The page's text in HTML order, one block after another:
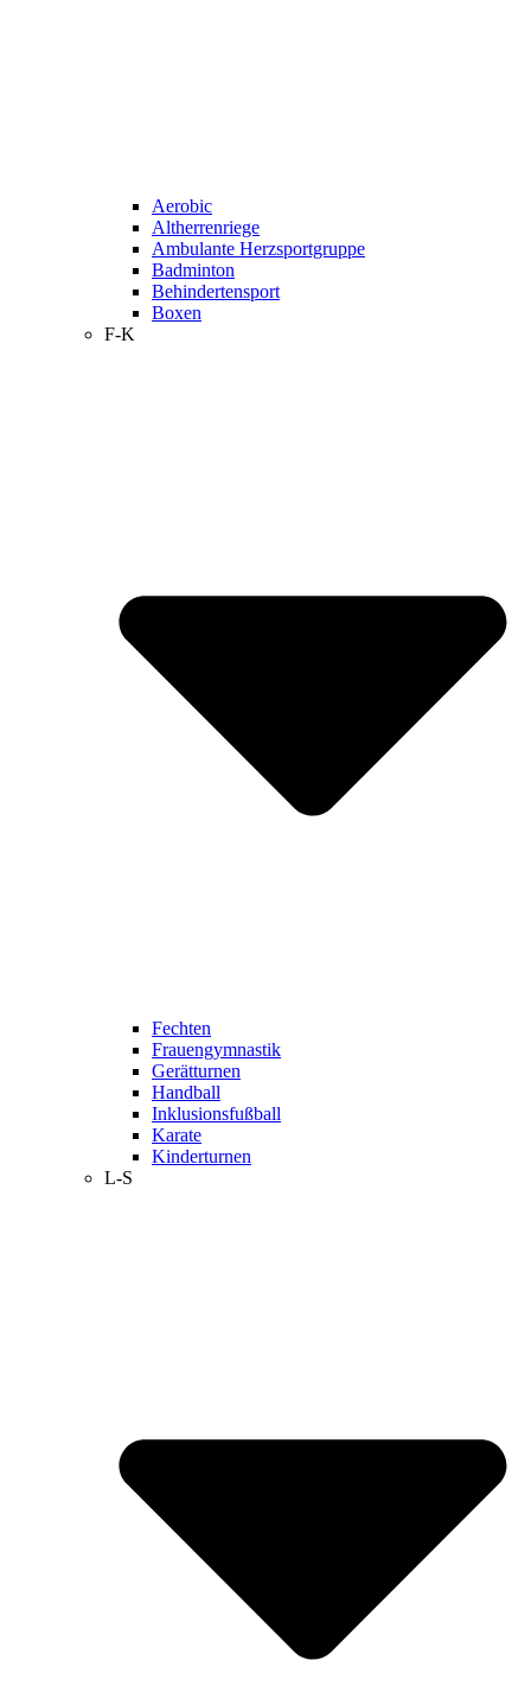
Aerobic
Altherrenriege
Ambulante Herzsportgruppe
Badminton
Behindertensport
Boxen
F-K
Fechten
Frauengymnastik
Gerätturnen
Handball
Inklusionsfußball
Karate
Kinderturnen
L-S